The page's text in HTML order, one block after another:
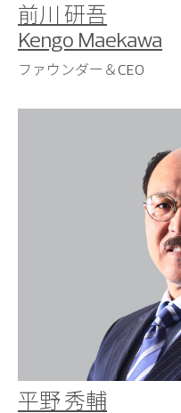
前川 研吾
Kengo Maekawa
ファウンダー＆CEO
平野 秀輔